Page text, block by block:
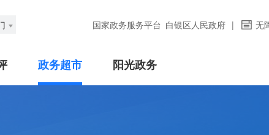
国家政务服务平台 白银区人民政府 | 无
政务超市 阳光政务